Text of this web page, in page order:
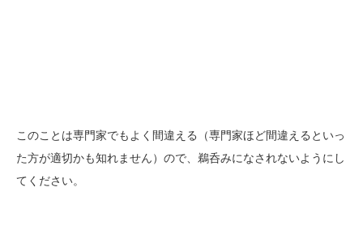
このことは専門家でもよく間違える（専門家ほど間違えるといっ
た方が適切かも知れません）ので、鵜呑みになされないようにし
てください。